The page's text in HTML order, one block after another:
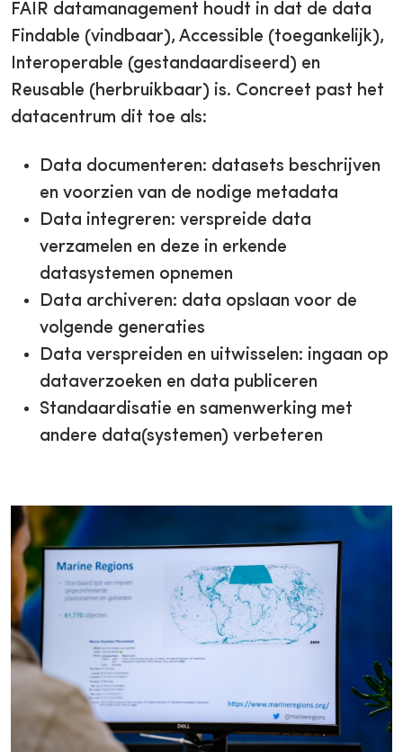
FAIR datamanagement houdt in dat de data
Findable (vindbaar), Accessible (toegankelijk),
Interoperable (gestandaardiseerd) en
Reusable (herbruikbaar) is. Concreet past het
datacentrum dit toe als:
Data documenteren: datasets beschrijven
en voorzien van de nodige metadata
Data integreren: verspreide data
verzamelen en deze in erkende
datasystemen opnemen
Data archiveren: data opslaan voor de
volgende generaties
Data verspreiden en uitwisselen: ingaan op
dataverzoeken en data publiceren
Standaardisatie en samenwerking met
andere data(systemen) verbeteren